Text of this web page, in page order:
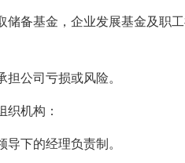
储备基金，企业发展基金及职
担公司亏损或风险。
织机构：
导下的经理负责制。